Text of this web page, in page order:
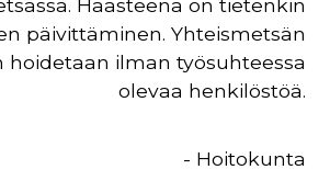
Haasteena on tietenkin
päivittäminen. Yhteismetsän
ilman työsuhteessa
olevaa henkilöstöä.
- Hoitokunta